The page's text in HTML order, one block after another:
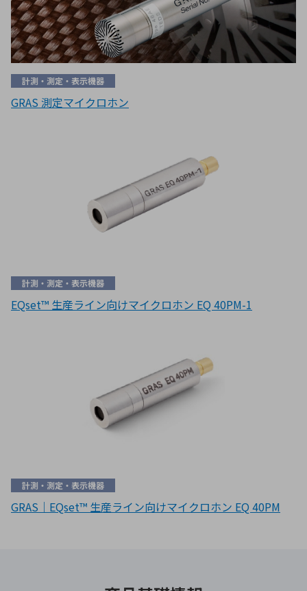
計測・測定・表示機器
GRAS 測定マイクロホン
計測・測定・表示機器
EQset™ 生産ライン向けマイクロホン EQ 40PM-1
計測・測定・表示機器
GRAS｜EQset™ 生産ライン向けマイクロホン EQ 40PM